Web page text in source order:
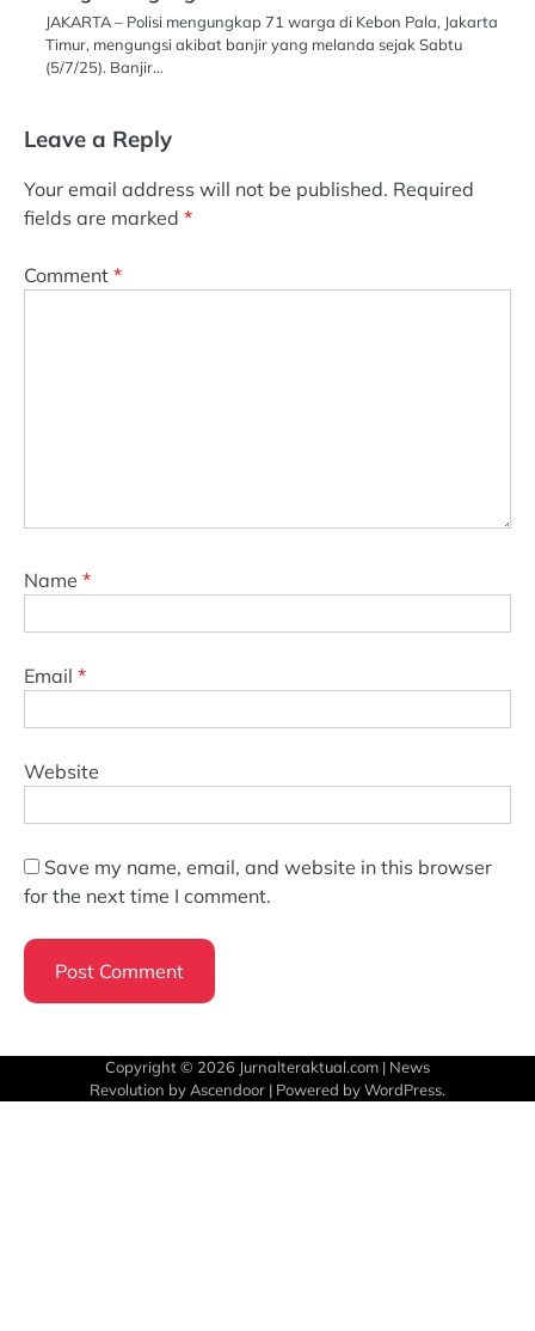
JAKARTA – Polisi mengungkap 71 warga di Kebon Pala, Jakarta
Timur, mengungsi akibat banjir yang melanda sejak Sabtu
(5/7/25). Banjir…
Leave a Reply
Your email address will not be published. Required
fields are marked *
Comment *
Name *
Email *
Website
Save my name, email, and website in this browser
for the next time I comment.
Copyright © 2026 Jurnalteraktual.com | News
Revolution by Ascendoor | Powered byWordPress.